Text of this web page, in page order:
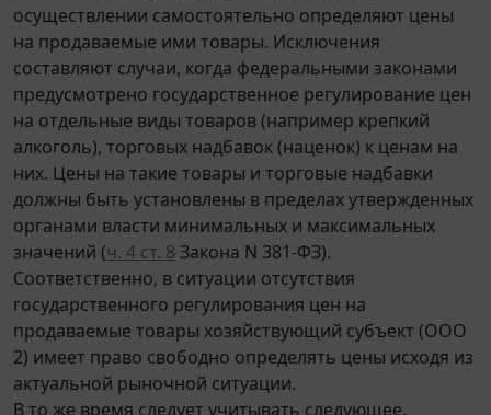
осуществлении самостоятельно определяют цены
на продаваемые ими товары. Исключения
составляют случаи, когда федеральными законами
предусмотрено государственное регулирование цен
на отдельные виды товаров (например крепкий
алкоголь), торговых надбавок (наценок) к ценам на
них. Цены на такие товары и торговые надбавки
должны быть установлены в пределах утвержденных
органами власти минимальных и максимальных
значений (ч. 4 ст. 8 Закона N 381-ФЗ).
Соответственно, в ситуации отсутствия
государственного регулирования цен на
продаваемые товары хозяйствующий субъект (ООО
2) имеет право свободно определять цены исходя из
актуальной рыночной ситуации.
В то же время следует учитывать следующее.